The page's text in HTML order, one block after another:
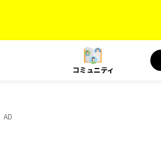
コミュニティ
AD